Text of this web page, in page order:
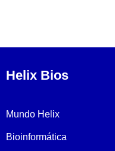
Helix Bios
Mundo Helix
Bioinformática